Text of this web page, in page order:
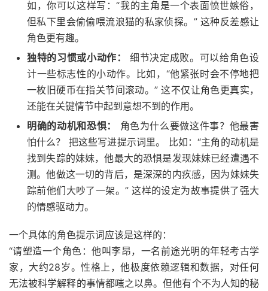
如，你可以这样写：“我的主角是一个表面愤世嫉俗，
但私下里会偷偷喂流浪猫的私家侦探。” 这种反差感让
角色更有趣。
独特的习惯或小动作：
细节决定成败。可以给角色设
计一些标志性的小动作。比如，“他紧张时会不停地把
一枚旧硬币在指关节间滚动。” 这不仅让角色更真实，
还能在关键情节中起到意想不到的作用。
明确的动机和恐惧：
角色为什么要做这件事？他最害
怕什么？ 把这些写进提示词里。 比如：“主角的动机是
找到失踪的妹妹，他最大的恐惧是发现妹妹已经遭遇不
测。他做这一切的背后，是深深的内疚感，因为妹妹失
踪前他们大吵了一架。” 这样的设定为故事提供了强大
的情感驱动力。
一个具体的角色提示词应该是这样的：
“请塑造一个角色：他叫李昂，一名前途光明的年轻考古学
家，大约28岁。性格上，他极度依赖逻辑和数据，对任何
无法被科学解释的事情都嗤之以鼻。但他有个不为人知的秘